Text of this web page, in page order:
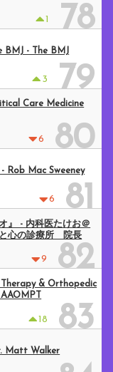
1 78
3 79
BMJ - The BMJ
6 80
Care Medicine
6 81
Rob Mac Sweeney
9 82
』 - 内科医たけお＠
心の診療所 院長
18 83
& Orthopedic
Matt Walker